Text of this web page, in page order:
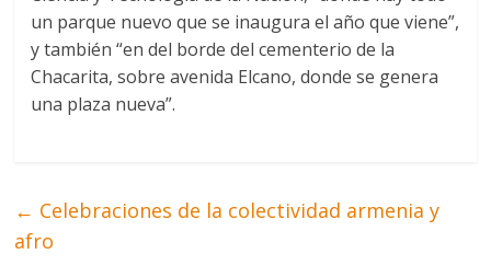
un parque nuevo que se inaugura el año que viene”,
y también “en del borde del cementerio de la
Chacarita, sobre avenida Elcano, donde se genera
una plaza nueva”.
← Celebraciones de la colectividad armenia y
afro